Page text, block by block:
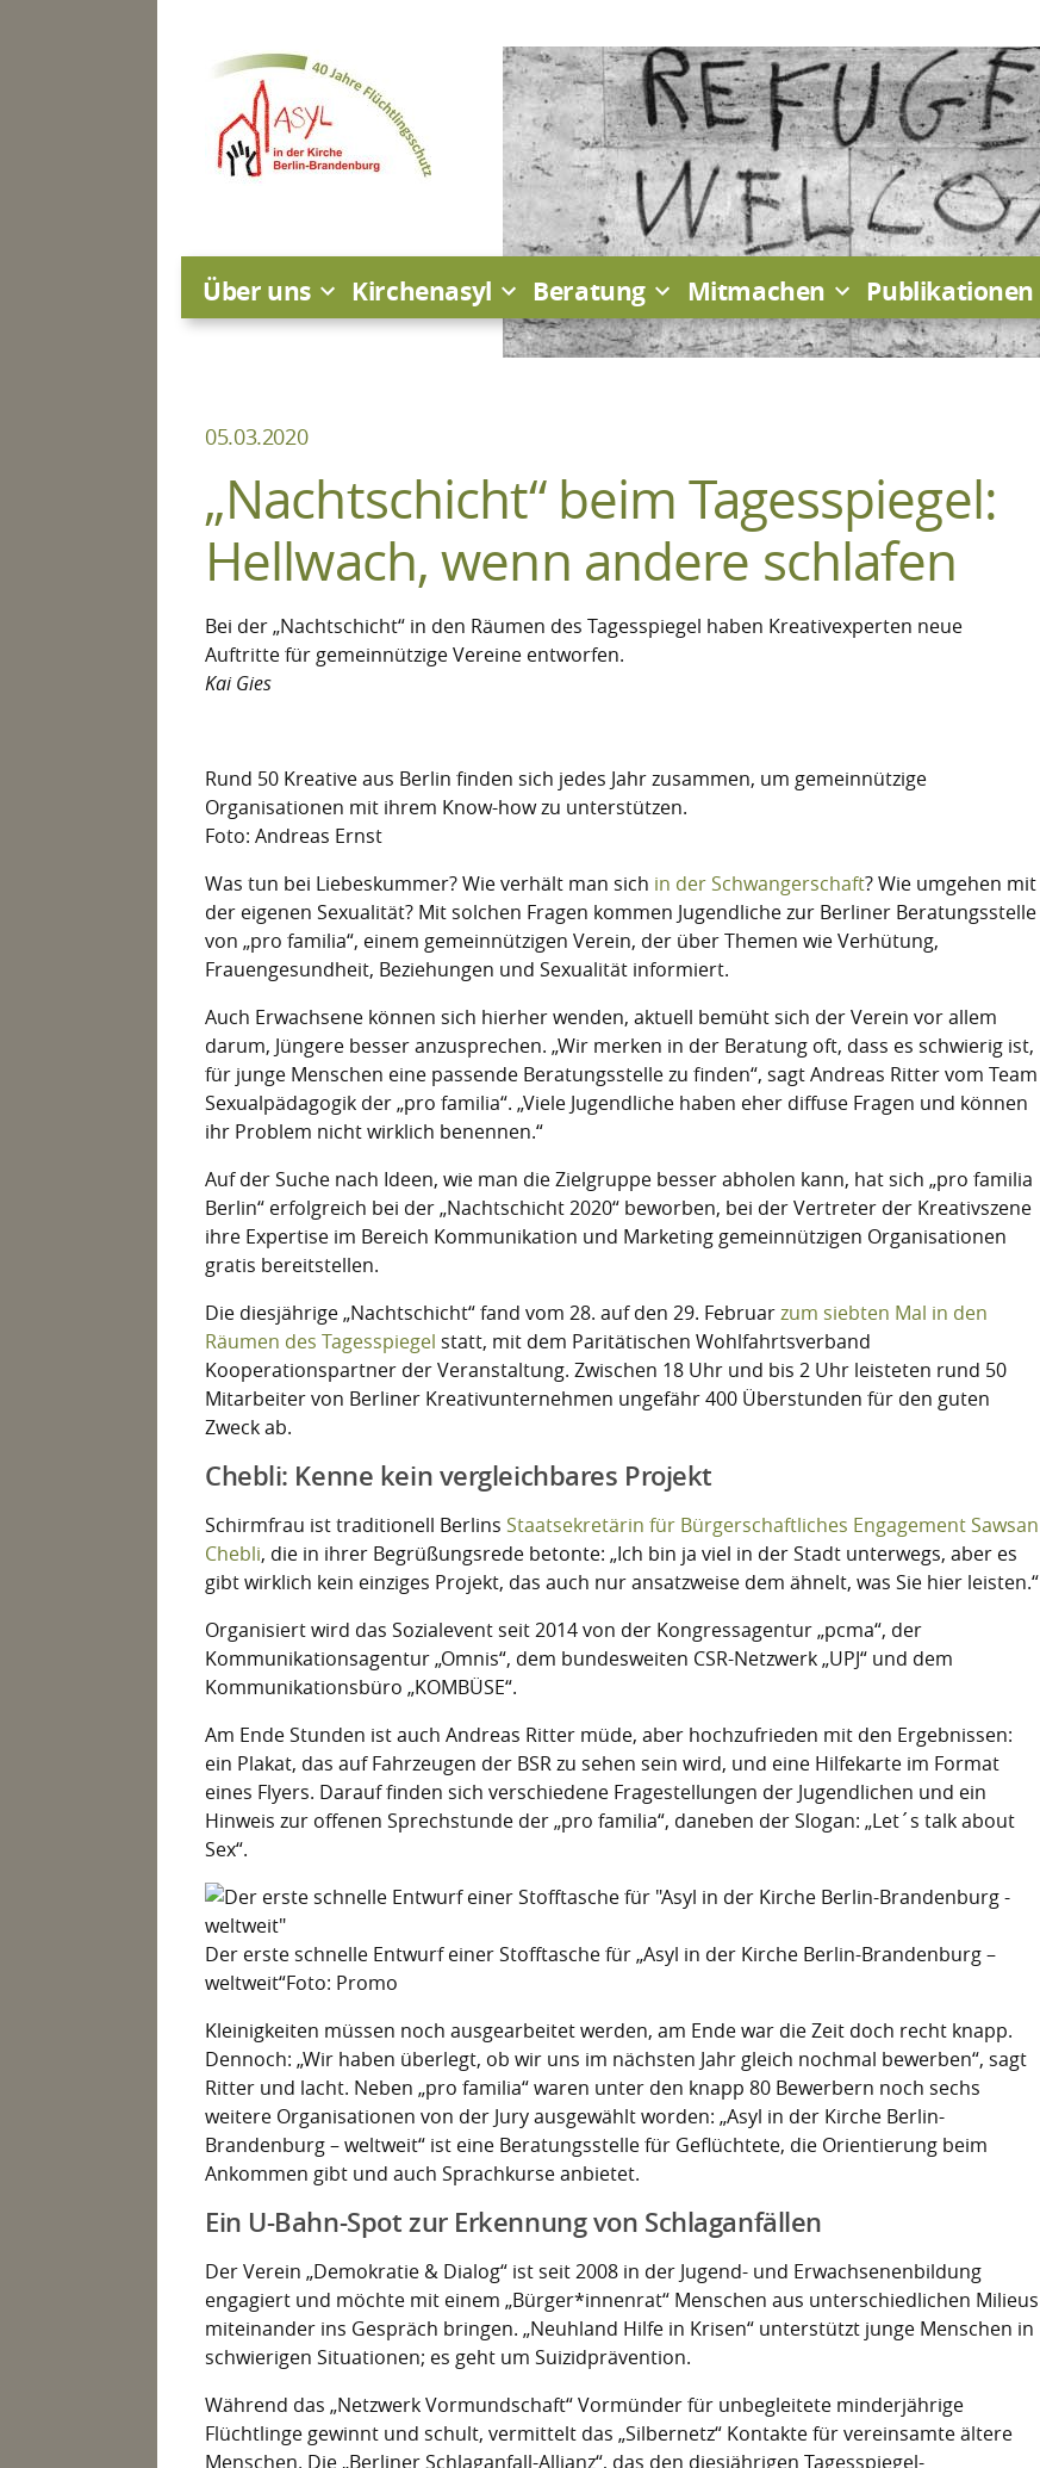
springen
Über uns Kirchenasyl Beratung Mitmachen Publikationen
05.03.2020
„Nachtschicht“ beim Tagesspiegel:
Hellwach, wenn andere schlafen
Bei der „Nachtschicht“ in den Räumen des Tagesspiegel haben Kreativexperten neue
Auftritte für gemeinnützige Vereine entworfen.
Kai Gies
Rund 50 Kreative aus Berlin finden sich jedes Jahr zusammen, um gemeinnützige
Organisationen mit ihrem Know-how zu unterstützen.
Foto: Andreas Ernst
Was tun bei Liebeskummer? Wie verhält man sich in der Schwangerschaft? Wie umgehen mit
der eigenen Sexualität? Mit solchen Fragen kommen Jugendliche zur Berliner Beratungsstelle
von „pro familia“, einem gemeinnützigen Verein, der über Themen wie Verhütung,
Frauengesundheit, Beziehungen und Sexualität informiert.
Auch Erwachsene können sich hierher wenden, aktuell bemüht sich der Verein vor allem
darum, Jüngere besser anzusprechen. „Wir merken in der Beratung oft, dass es schwierig ist,
für junge Menschen eine passende Beratungsstelle zu finden“, sagt Andreas Ritter vom Team
Sexualpädagogik der „pro familia“. „Viele Jugendliche haben eher diffuse Fragen und können
ihr Problem nicht wirklich benennen.“
Auf der Suche nach Ideen, wie man die Zielgruppe besser abholen kann, hat sich „pro familia
Berlin“ erfolgreich bei der „Nachtschicht 2020“ beworben, bei der Vertreter der Kreativszene
ihre Expertise im Bereich Kommunikation und Marketing gemeinnützigen Organisationen
gratis bereitstellen.
Die diesjährige „Nachtschicht“ fand vom 28. auf den 29. Februarzum siebten Mal in den
Räumen des Tagesspiegel statt, mit dem Paritätischen Wohlfahrtsverband
Kooperationspartner der Veranstaltung. Zwischen 18 Uhr und bis 2 Uhr leisteten rund 50
Mitarbeiter von Berliner Kreativunternehmen ungefähr 400 Überstunden für den guten
Zweck ab.
Chebli: Kenne kein vergleichbares Projekt
Schirmfrau ist traditionell Berlins Staatsekretärin für Bürgerschaftliches Engagement Sawsan
Chebli, die in ihrer Begrüßungsrede betonte: „Ich bin ja viel in der Stadt unterwegs, aber es
gibt wirklich kein einziges Projekt, das auch nur ansatzweise dem ähnelt, was Sie hier leisten.“
Organisiert wird das Sozialevent seit 2014 von der Kongressagentur „pcma“, der
Kommunikationsagentur „Omnis“, dem bundesweiten CSR-Netzwerk „UPJ“ und dem
Kommunikationsbüro „KOMBÜSE“.
Am Ende Stunden ist auch Andreas Ritter müde, aber hochzufrieden mit den Ergebnissen:
ein Plakat, das auf Fahrzeugen der BSR zu sehen sein wird, und eine Hilfekarte im Format
eines Flyers. Darauf finden sich verschiedene Fragestellungen der Jugendlichen und ein
Hinweis zur offenen Sprechstunde der „pro familia“, daneben der Slogan: „Let´s talk about
Sex“.
Der erste schnelle Entwurf einer Stofftasche für „Asyl in der Kirche Berlin-Brandenburg –
weltweit“Foto: Promo
Kleinigkeiten müssen noch ausgearbeitet werden, am Ende war die Zeit doch recht knapp.
Dennoch: „Wir haben überlegt, ob wir uns im nächsten Jahr gleich nochmal bewerben“, sagt
Ritter und lacht. Neben „pro familia“ waren unter den knapp 80 Bewerbern noch sechs
weitere Organisationen von der Jury ausgewählt worden: „Asyl in der Kirche Berlin-
Brandenburg – weltweit“ ist eine Beratungsstelle für Geflüchtete, die Orientierung beim
Ankommen gibt und auch Sprachkurse anbietet.
Ein U-Bahn-Spot zur Erkennung von Schlaganfällen
Der Verein „Demokratie & Dialog“ ist seit 2008 in der Jugend- und Erwachsenenbildung
engagiert und möchte mit einem „Bürger*innenrat“ Menschen aus unterschiedlichen Milieus
miteinander ins Gespräch bringen. „Neuhland Hilfe in Krisen“ unterstützt junge Menschen in
schwierigen Situationen; es geht um Suizidprävention.
Während das „Netzwerk Vormundschaft“ Vormünder für unbegleitete minderjährige
Flüchtlinge gewinnt und schult, vermittelt das „Silbernetz“ Kontakte für vereinsamte ältere
Menschen. Die „Berliner Schlaganfall-Allianz“, das den diesjährigen Tagesspiegel-